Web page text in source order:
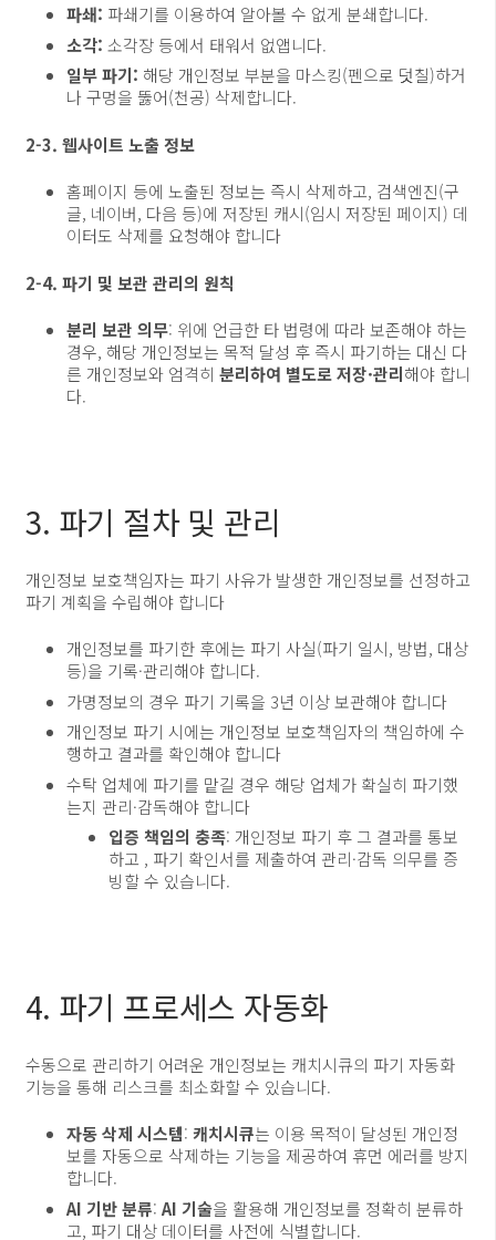
파쇄: 파쇄기를 이용하여 알아볼 수 없게 분쇄합니다.
소각: 소각장 등에서 태워서 없앱니다.
일부 파기: 해당 개인정보 부분을 마스킹(펜으로 덧칠)하거
나 구멍을 뚫어(천공) 삭제합니다.
2-3. 웹사이트 노출 정보
홈페이지 등에 노출된 정보는 즉시 삭제하고, 검색엔진(구
글, 네이버, 다음 등)에 저장된 캐시(임시 저장된 페이지) 데
이터도 삭제를 요청해야 합니다
2-4. 파기 및 보관 관리의 원칙
분리 보관 의무: 위에 언급한 타 법령에 따라 보존해야 하는
경우, 해당 개인정보는 목적 달성 후 즉시 파기하는 대신 다
른 개인정보와 엄격히 분리하여 별도로 저장·관리해야 합니
다.
3. 파기 절차 및 관리
개인정보 보호책임자는 파기 사유가 발생한 개인정보를 선정하고
파기 계획을 수립해야 합니다
개인정보를 파기한 후에는 파기 사실(파기 일시, 방법, 대상
등)을 기록·관리해야 합니다.
가명정보의 경우 파기 기록을 3년 이상 보관해야 합니다
개인정보 파기 시에는 개인정보 보호책임자의 책임하에 수
행하고 결과를 확인해야 합니다
수탁 업체에 파기를 맡길 경우 해당 업체가 확실히 파기했
는지 관리·감독해야 합니다
입증 책임의 충족: 개인정보 파기 후 그 결과를 통보
하고 , 파기 확인서를 제출하여 관리·감독 의무를 증
빙할 수 있습니다.
4. 파기 프로세스 자동화
수동으로 관리하기 어려운 개인정보는 캐치시큐의 파기 자동화
기능을 통해 리스크를 최소화할 수 있습니다.
자동 삭제 시스템: 캐치시큐는 이용 목적이 달성된 개인정
보를 자동으로 삭제하는 기능을 제공하여 휴먼 에러를 방지
합니다.
AI 기반 분류: AI 기술을 활용해 개인정보를 정확히 분류하
고, 파기 대상 데이터를 사전에 식별합니다.